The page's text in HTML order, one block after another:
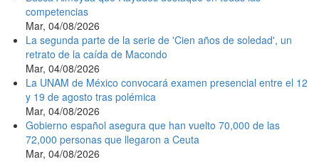
competencias
Mar, 04/08/2026
La segunda parte de la serie de 'Cien años de soledad', un
retrato de la caída de Macondo
Mar, 04/08/2026
La UNAM de México convocará examen presencial entre el 12
y 19 de agosto tras polémica
Mar, 04/08/2026
Gobierno español asegura que han vuelto 70,000 de las
72,000 personas que llegaron a Ceuta
Mar, 04/08/2026